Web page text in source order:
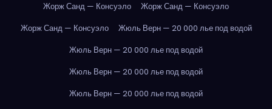
Жорж Санд — Консуэло
Жорж Санд — Консуэло
Жорж Санд — Консуэло
Жюль Верн — 20 000 лье под водой
Жюль Верн — 20 000 лье под водой
Жюль Верн — 20 000 лье под водой
Жюль Верн — 20 000 лье под водой